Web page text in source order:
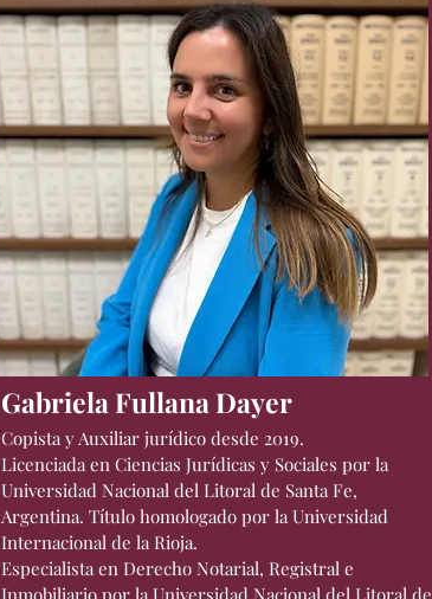
Gabriela Fullana Dayer
Copista y Auxiliar jurídico desde 2019.
Licenciada en Ciencias Jurídicas y Sociales por la
Universidad Nacional del Litoral de Santa Fe,
Argentina. Título homologado por la Universidad
Internacional de la Rioja.
Especialista en Derecho Notarial, Registral e
Inmobiliario por la Universidad Nacional del Litoral de